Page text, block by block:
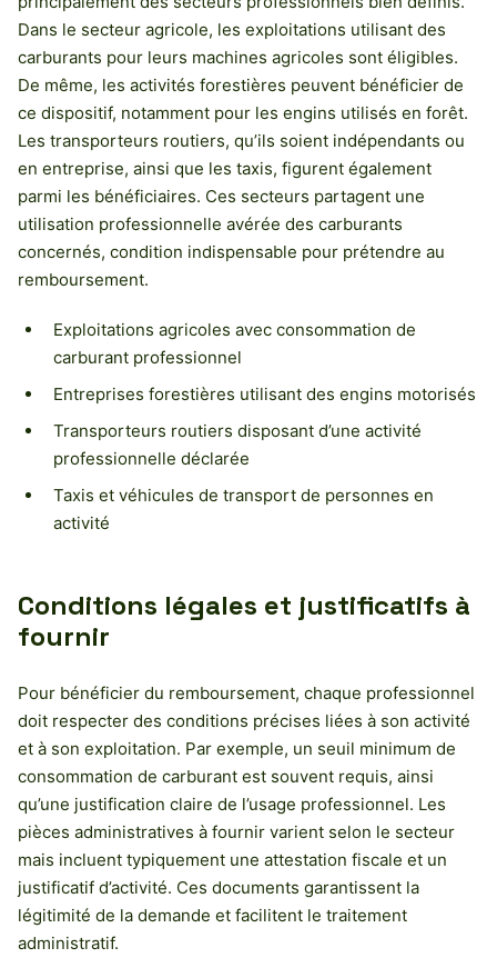
Dans le secteur agricole, les exploitations utilisant des
carburants pour leurs machines agricoles sont éligibles.
De même, les activités forestières peuvent bénéficier de
ce dispositif, notamment pour les engins utilisés en forêt.
Les transporteurs routiers, qu’ils soient indépendants ou
en entreprise, ainsi que les taxis, figurent également
parmi les bénéficiaires. Ces secteurs partagent une
utilisation professionnelle avérée des carburants
concernés, condition indispensable pour prétendre au
remboursement.
Exploitations agricoles avec consommation de
carburant professionnel
Entreprises forestières utilisant des engins motorisés
Transporteurs routiers disposant d’une activité
professionnelle déclarée
Taxis et véhicules de transport de personnes en
activité
Conditions légales et justificatifs à
fournir
Pour bénéficier du remboursement, chaque professionnel
doit respecter des conditions précises liées à son activité
et à son exploitation. Par exemple, un seuil minimum de
consommation de carburant est souvent requis, ainsi
qu’une justification claire de l’usage professionnel. Les
pièces administratives à fournir varient selon le secteur
mais incluent typiquement une attestation fiscale et un
justificatif d’activité. Ces documents garantissent la
légitimité de la demande et facilitent le traitement
administratif.